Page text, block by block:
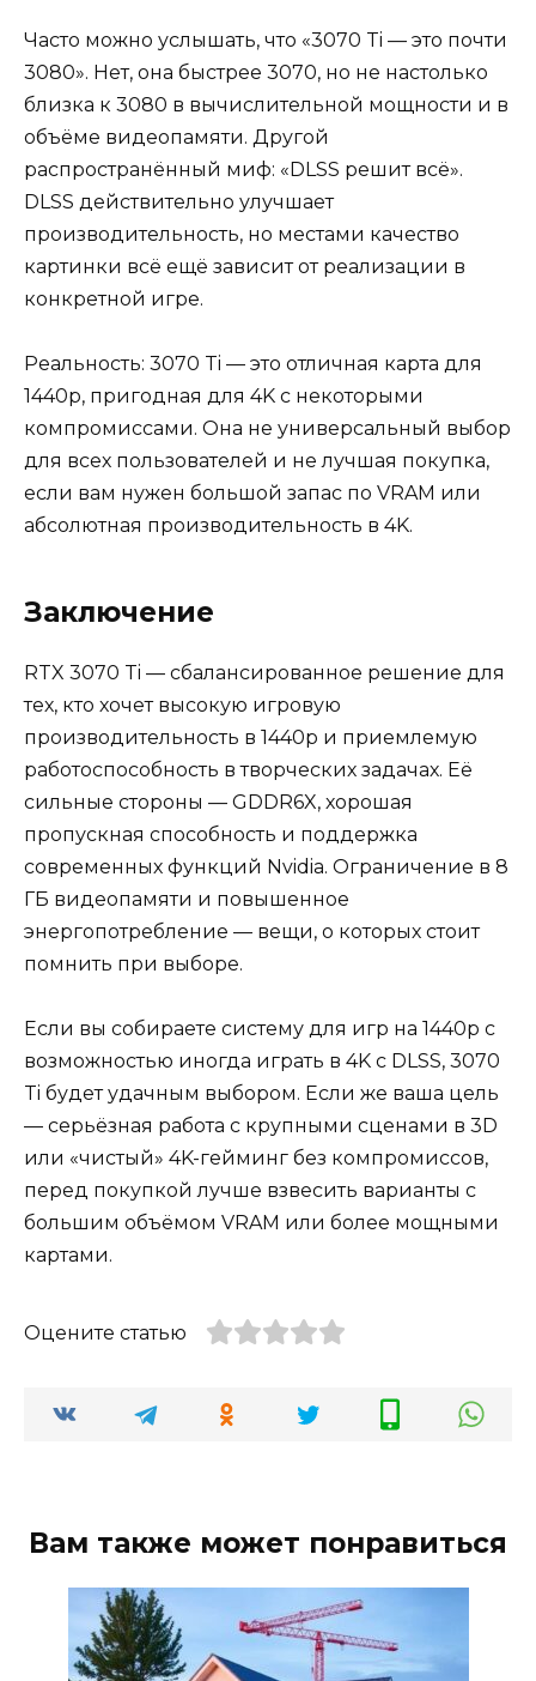
Часто можно услышать, что «3070 Ti — это почти
3080». Нет, она быстрее 3070, но не настолько
близка к 3080 в вычислительной мощности и в
объёме видеопамяти. Другой
распространённый миф: «DLSS решит всё».
DLSS действительно улучшает
производительность, но местами качество
картинки всё ещё зависит от реализации в
конкретной игре.
Реальность: 3070 Ti — это отличная карта для
1440p, пригодная для 4K с некоторыми
компромиссами. Она не универсальный выбор
для всех пользователей и не лучшая покупка,
если вам нужен большой запас по VRAM или
абсолютная производительность в 4K.
Заключение
RTX 3070 Ti — сбалансированное решение для
тех, кто хочет высокую игровую
производительность в 1440p и приемлемую
работоспособность в творческих задачах. Её
сильные стороны — GDDR6X, хорошая
пропускная способность и поддержка
современных функций Nvidia. Ограничение в 8
ГБ видеопамяти и повышенное
энергопотребление — вещи, о которых стоит
помнить при выборе.
Если вы собираете систему для игр на 1440p с
возможностью иногда играть в 4K с DLSS, 3070
Ti будет удачным выбором. Если же ваша цель
— серьёзная работа с крупными сценами в 3D
или «чистый» 4K-гейминг без компромиссов,
перед покупкой лучше взвесить варианты с
большим объёмом VRAM или более мощными
картами.
Оцените статью
Вам также может понравиться